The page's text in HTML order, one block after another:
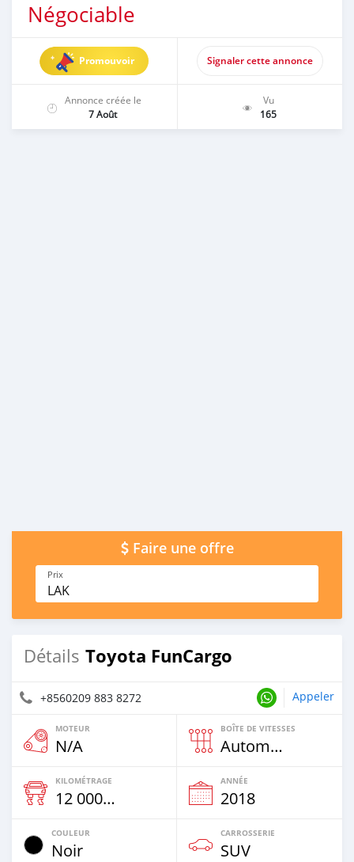
Négociable
Promouvoir Signaler cette annonce
Annonce créée le
7 Août
Vu
165
Faire une offre
Prix
LAK
Détails Toyota FunCargo
+8560209 883 8272 Appeler
MOTEUR
N/A
BOÎTE DE VITESSES
Automatique
KILOMÉTRAGE
12 000 Km
ANNÉE
2018
COULEUR
Noir
CARROSSERIE
SUV